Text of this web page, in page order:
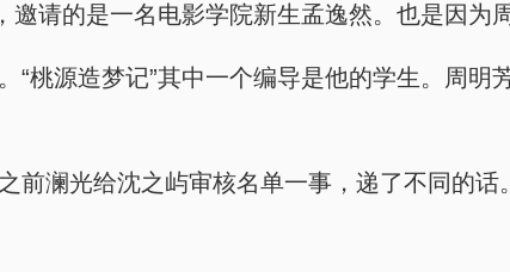
请的是一名电影学院新生孟逸然。也是因为
“桃源造梦记”其中一个编导是他的学生。周明
澜光给沈之屿审核名单一事，递了不同的话。